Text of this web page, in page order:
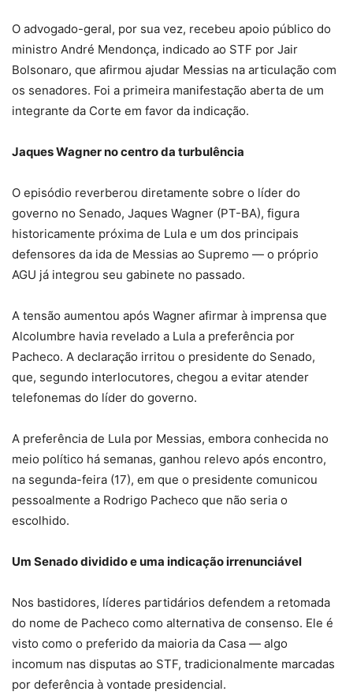
O advogado-geral, por sua vez, recebeu apoio público do
ministro André Mendonça, indicado ao STF por Jair
Bolsonaro, que afirmou ajudar Messias na articulação com
os senadores. Foi a primeira manifestação aberta de um
integrante da Corte em favor da indicação.
Jaques Wagner no centro da turbulência
O episódio reverberou diretamente sobre o líder do
governo no Senado, Jaques Wagner (PT-BA), figura
historicamente próxima de Lula e um dos principais
defensores da ida de Messias ao Supremo — o próprio
AGU já integrou seu gabinete no passado.
A tensão aumentou após Wagner afirmar à imprensa que
Alcolumbre havia revelado a Lula a preferência por
Pacheco. A declaração irritou o presidente do Senado,
que, segundo interlocutores, chegou a evitar atender
telefonemas do líder do governo.
A preferência de Lula por Messias, embora conhecida no
meio político há semanas, ganhou relevo após encontro,
na segunda-feira (17), em que o presidente comunicou
pessoalmente a Rodrigo Pacheco que não seria o
escolhido.
Um Senado dividido e uma indicação irrenunciável
Nos bastidores, líderes partidários defendem a retomada
do nome de Pacheco como alternativa de consenso. Ele é
visto como o preferido da maioria da Casa — algo
incomum nas disputas ao STF, tradicionalmente marcadas
por deferência à vontade presidencial.